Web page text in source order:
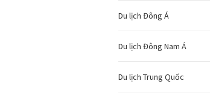
Du lịch Đông Á
Du lịch Đông Nam Á
Du lịch Trung Quốc